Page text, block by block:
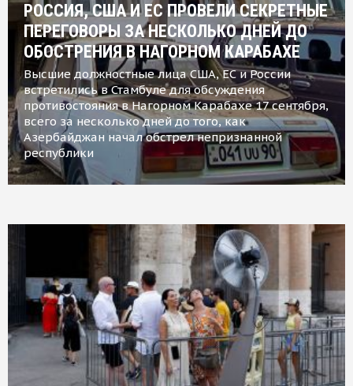
РОССИЯ, США И ЕС ПРОВЕЛИ СЕКРЕТНЫЕ
ПЕРЕГОВОРЫ ЗА НЕСКОЛЬКО ДНЕЙ ДО
ОБОСТРЕНИЯ В НАГОРНОМ КАРАБАХЕ
Высшие должностные лица США, ЕС и России
встретились в Стамбуле для обсуждения
противостояния в Нагорном Карабахе 17 сентября,
всего за несколько дней до того, как
Азербайджан начал обстрел непризнанной
республики